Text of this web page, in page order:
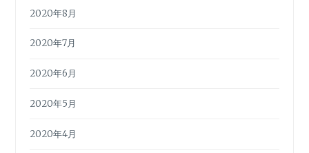
2020年8月
2020年7月
2020年6月
2020年5月
2020年4月